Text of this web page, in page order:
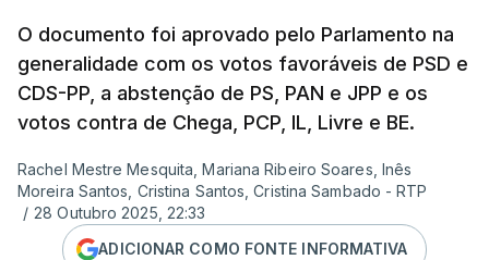
O documento foi aprovado pelo Parlamento na
generalidade com os votos favoráveis de PSD e
CDS-PP, a abstenção de PS, PAN e JPP e os
votos contra de Chega, PCP, IL, Livre e BE.
Rachel Mestre Mesquita, Mariana Ribeiro Soares, Inês
Moreira Santos, Cristina Santos, Cristina Sambado - RTP
/ 28 Outubro 2025, 22:33
ADICIONAR COMO FONTE INFORMATIVA